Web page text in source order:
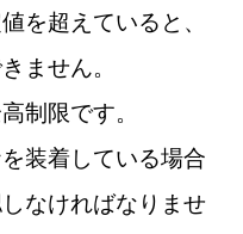
を超えていると、
ません。
制限です。
装着している場合
なければなりませ